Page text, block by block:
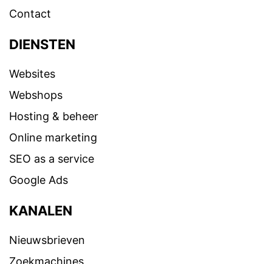
Contact
DIENSTEN
Websites
Webshops
Hosting & beheer
Online marketing
SEO as a service
Google Ads
KANALEN
Nieuwsbrieven
Zoekmachines